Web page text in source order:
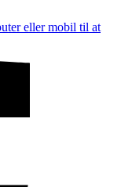
eller mobil til at